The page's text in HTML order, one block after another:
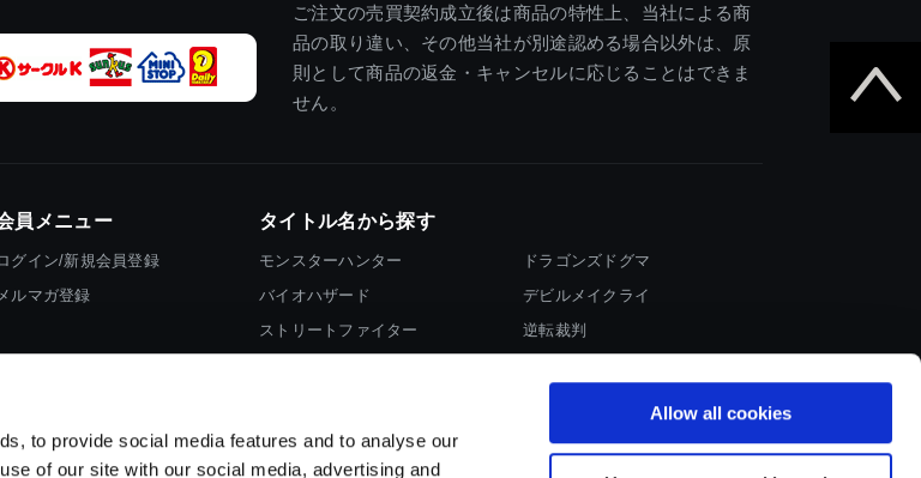
to provide social media features and to analyse our
of our site with our social media, advertising and
Allow all cookies
ご注文の売買契約成立後は商品の特性上、当社による商
品の取り違い、その他当社が別途認める場合以外は、原
則として商品の返金・キャンセルに応じることはできま
せん。
員メニュー
グイン/新規会員登録
メルマガ登録
タイトル名から探す
モンスターハンター
バイオハザード
ストリートファイター
ドラゴンズドグマ
デビルメイクライ
逆転裁判